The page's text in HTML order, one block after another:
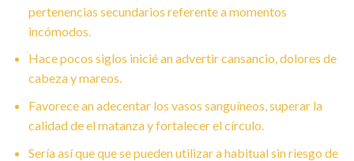
pertenencias secundarios referente a momentos
incómodos.
Hace pocos siglos inicié an advertir cansancio, dolores de
cabeza y mareos.
Favorece an adecentar los vasos sanguíneos, superar la
calidad de el matanza y fortalecer el círculo.
Serí­a así que que se pueden utilizar a habitual sin riesgo de